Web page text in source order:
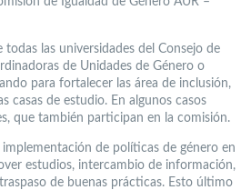
las universidades del Consejo de
de Unidades de Género o
para fortalecer las área de inclusión,
casas de estudio. En algunos casos
que también participan en la comisión.
de políticas de género en
estudios, intercambio de información,
de buenas prácticas. Esto último